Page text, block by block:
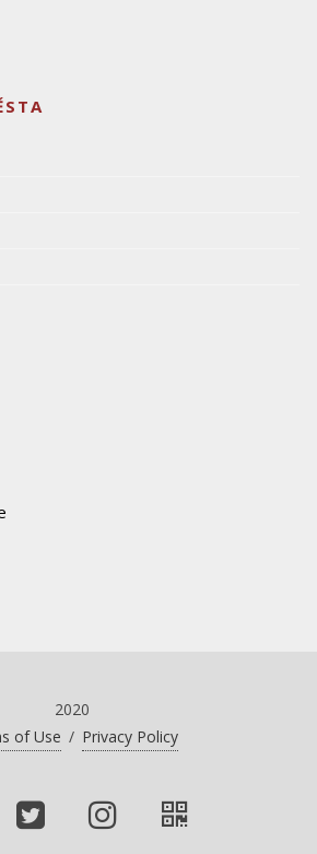
2020
of Use / Privacy Policy